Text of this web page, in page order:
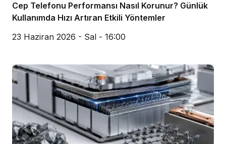
Cep Telefonu Performansı Nasıl Korunur? Günlük
Kullanımda Hızı Artıran Etkili Yöntemler
23 Haziran 2026 - Sal - 16:00